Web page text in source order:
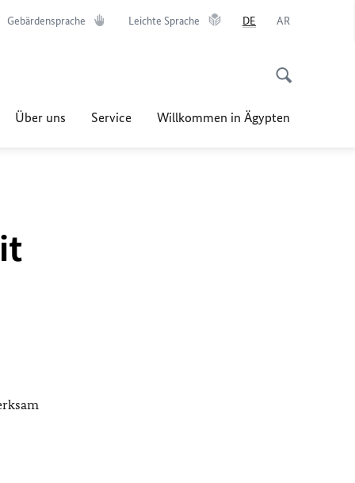
Gebärdensprache Leichte Sprache DE AR
Über uns Service Willkommen in Ägypten